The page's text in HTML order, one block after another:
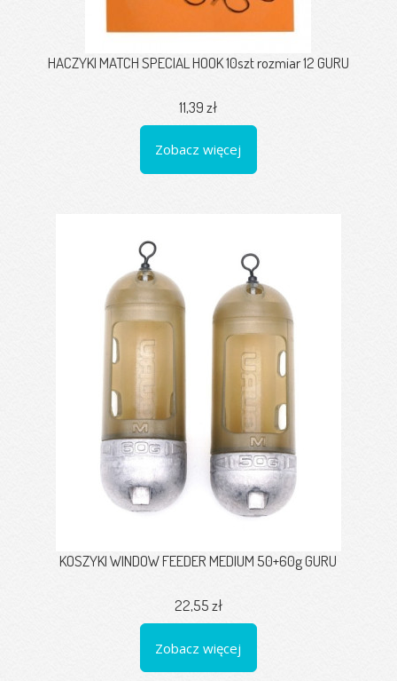
HACZYKI MATCH SPECIAL HOOK 10szt rozmiar 12 GURU
11,39 zł
Zobacz więcej
KOSZYKI WINDOW FEEDER MEDIUM 50+60g GURU
22,55 zł
Zobacz więcej